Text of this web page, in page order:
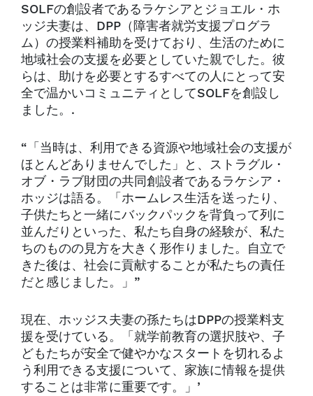
SOLFの創設者であるラケシアとジョエル・ホ
ッジ夫妻は、DPP（障害者就労支援プログラ
ム）の授業料補助を受けており、生活のために
地域社会の支援を必要としていた親でした。彼
らは、助けを必要とするすべての人にとって安
全で温かいコミュニティとしてSOLFを創設し
ました。.
“「当時は、利用できる資源や地域社会の支援が
ほとんどありませんでした」と、ストラグル・
オブ・ラブ財団の共同創設者であるラケシア・
ホッジは語る。「ホームレス生活を送ったり、
子供たちと一緒にバックパックを背負って列に
並んだりといった、私たち自身の経験が、私た
ちのものの見方を大きく形作りました。自立で
きた後は、社会に貢献することが私たちの責任
だと感じました。」”
現在、ホッジス夫妻の孫たちはDPPの授業料支
援を受けている。「就学前教育の選択肢や、子
どもたちが安全で健やかなスタートを切れるよ
う利用できる支援について、家族に情報を提供
することは非常に重要です。」’